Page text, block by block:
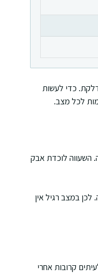
כדי לעשות
לכל מצב.
השעווה לוכדת אבק
במצב רגיל אין
קרובות אחרי